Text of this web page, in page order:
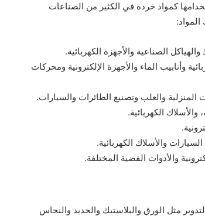
كمواد خردة في الكثير من الصناعات
الصناعية والأجهزة الكهربائية.
وأنابيب الماء والأجهزة الإلكترونية ومحركات
المنزلية والعلب وتصنيع الطائرات والسيارات.
الكهربائية.
والأسلاك الكهربائية.
والأدوات الفضية المختلفة.
مثل الورق والبلاستيك والحديد والنحاس